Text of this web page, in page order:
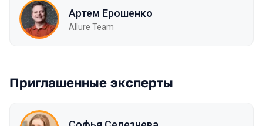
Артем Ерошенко
Allure Team
Приглашенные эксперты